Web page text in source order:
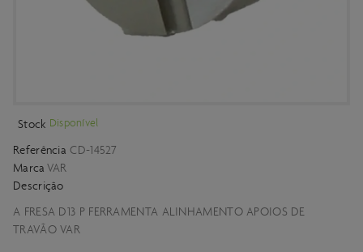
Stock Disponível
Referência CD-14527
Marca VAR
Descrição
A FRESA D13 P FERRAMENTA ALINHAMENTO APOIOS DE
TRAVÃO VAR